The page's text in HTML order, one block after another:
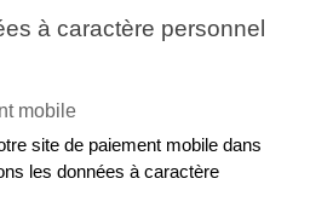
à caractère personnel
mobile
site de paiement mobile dans
les données à caractère